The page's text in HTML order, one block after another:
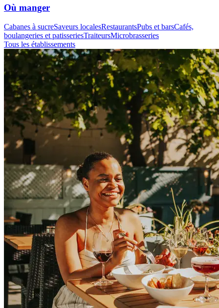
Où manger
Cabanes à sucreSaveurs localesRestaurantsPubs et barsCafés,
boulangeries et patisseriesTraiteursMicrobrasseries
Tous les établissements